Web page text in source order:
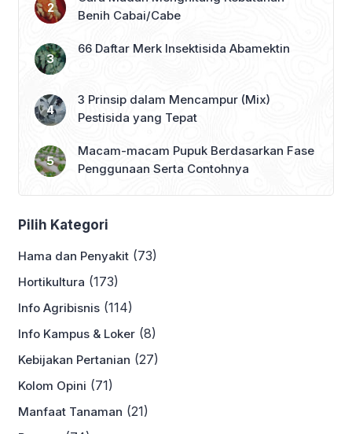
Benih Cabai/Cabe
66 Daftar Merk Insektisida Abamektin
3 Prinsip dalam Mencampur (Mix)
Pestisida yang Tepat
Macam-macam Pupuk Berdasarkan Fase
Penggunaan Serta Contohnya
Pilih Kategori
Hama dan Penyakit (73)
Hortikultura (173)
Info Agribisnis (114)
Info Kampus & Loker (8)
Kebijakan Pertanian (27)
Kolom Opini (71)
Manfaat Tanaman (21)